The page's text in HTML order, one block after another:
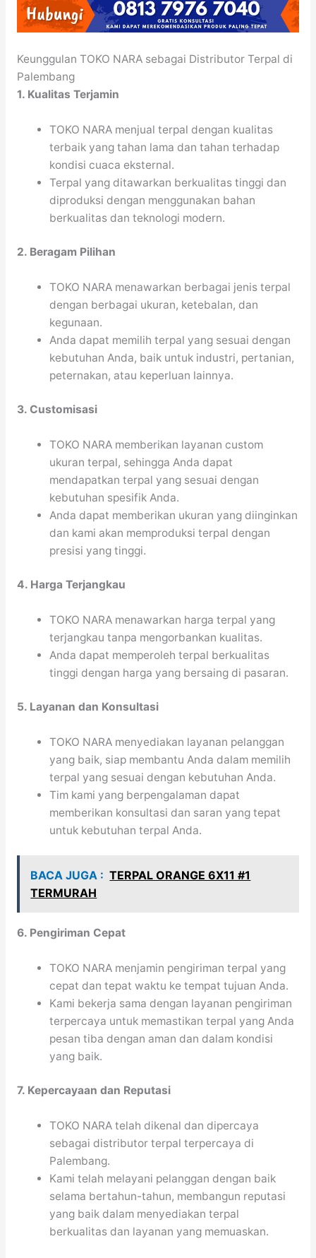
Keunggulan TOKO NARA sebagai Distributor Terpal di
Palembang
1. Kualitas Terjamin
TOKO NARA menjual terpal dengan kualitas
terbaik yang tahan lama dan tahan terhadap
kondisi cuaca eksternal.
Terpal yang ditawarkan berkualitas tinggi dan
diproduksi dengan menggunakan bahan
berkualitas dan teknologi modern.
2. Beragam Pilihan
TOKO NARA menawarkan berbagai jenis terpal
dengan berbagai ukuran, ketebalan, dan
kegunaan.
Anda dapat memilih terpal yang sesuai dengan
kebutuhan Anda, baik untuk industri, pertanian,
peternakan, atau keperluan lainnya.
3. Customisasi
TOKO NARA memberikan layanan custom
ukuran terpal, sehingga Anda dapat
mendapatkan terpal yang sesuai dengan
kebutuhan spesifik Anda.
Anda dapat memberikan ukuran yang diinginkan
dan kami akan memproduksi terpal dengan
presisi yang tinggi.
4. Harga Terjangkau
TOKO NARA menawarkan harga terpal yang
terjangkau tanpa mengorbankan kualitas.
Anda dapat memperoleh terpal berkualitas
tinggi dengan harga yang bersaing di pasaran.
5. Layanan dan Konsultasi
TOKO NARA menyediakan layanan pelanggan
yang baik, siap membantu Anda dalam memilih
terpal yang sesuai dengan kebutuhan Anda.
Tim kami yang berpengalaman dapat
memberikan konsultasi dan saran yang tepat
untuk kebutuhan terpal Anda.
BACA JUGA : TERPAL ORANGE 6X11 #1
TERMURAH
6. Pengiriman Cepat
TOKO NARA menjamin pengiriman terpal yang
cepat dan tepat waktu ke tempat tujuan Anda.
Kami bekerja sama dengan layanan pengiriman
terpercaya untuk memastikan terpal yang Anda
pesan tiba dengan aman dan dalam kondisi
yang baik.
7. Kepercayaan dan Reputasi
TOKO NARA telah dikenal dan dipercaya
sebagai distributor terpal terpercaya di
Palembang.
Kami telah melayani pelanggan dengan baik
selama bertahun-tahun, membangun reputasi
yang baik dalam menyediakan terpal
berkualitas dan layanan yang memuaskan.